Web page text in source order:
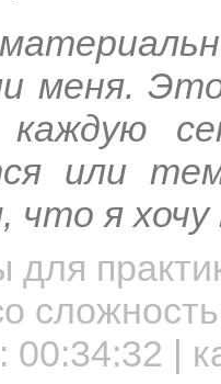
меня.
каждую
или
что я
для
00:34:32 |